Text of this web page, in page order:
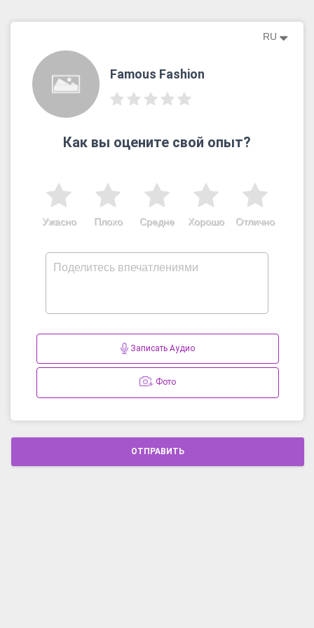
RU
Famous Fashion
Как вы оцените свой опыт?
Отлично
Хорошо
Средне
Плохо
Ужасно
Записать Аудио
Фото
ОТПРАВИТЬ